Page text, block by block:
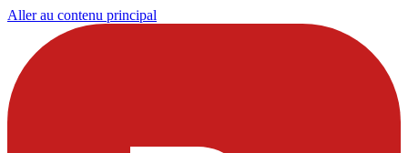
Aller au contenu principal